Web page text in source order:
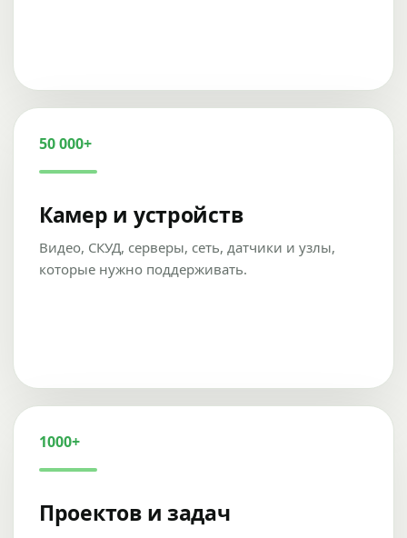
50 000+
Камер и устройств
Видео, СКУД, серверы, сеть, датчики и узлы,
которые нужно поддерживать.
1000+
Проектов и задач